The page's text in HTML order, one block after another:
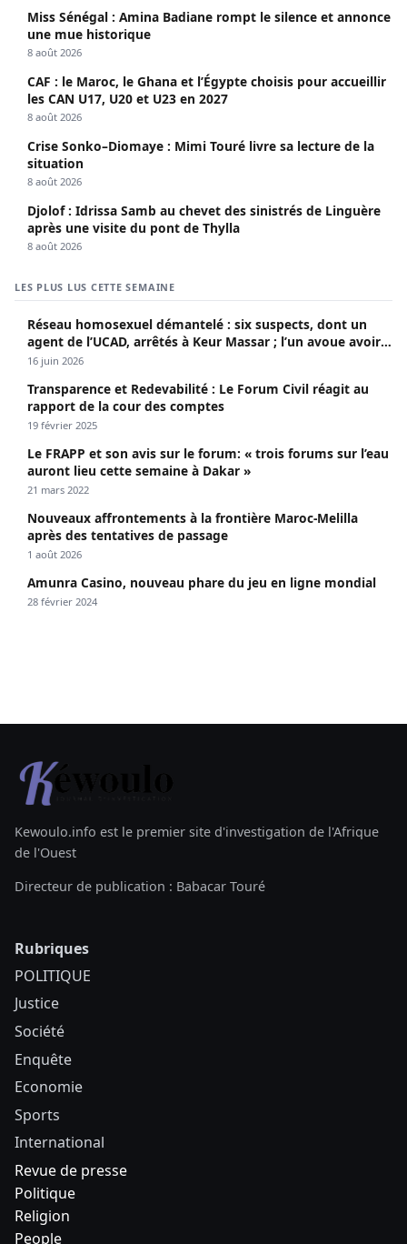
Miss Sénégal : Amina Badiane rompt le silence et annonce
une mue historique
8 août 2026
CAF : le Maroc, le Ghana et l’Égypte choisis pour accueillir
les CAN U17, U20 et U23 en 2027
8 août 2026
Crise Sonko–Diomaye : Mimi Touré livre sa lecture de la
situation
8 août 2026
Djolof : Idrissa Samb au chevet des sinistrés de Linguère
après une visite du pont de Thylla
8 août 2026
LES PLUS LUS CETTE SEMAINE
Réseau homosexuel démantelé : six suspects, dont un
agent de l’UCAD, arrêtés à Keur Massar ; l’un avoue avoir
propagé le VIH depuis 2018
16 juin 2026
Transparence et Redevabilité : Le Forum Civil réagit au
rapport de la cour des comptes
19 février 2025
Le FRAPP et son avis sur le forum: « trois forums sur l’eau
auront lieu cette semaine à Dakar »
21 mars 2022
Nouveaux affrontements à la frontière Maroc-Melilla
après des tentatives de passage
1 août 2026
Amunra Casino, nouveau phare du jeu en ligne mondial
28 février 2024
Kewoulo.info est le premier site d'investigation de l'Afrique
de l'Ouest
Directeur de publication : Babacar Touré
Rubriques
POLITIQUE
Justice
Société
Enquête
Economie
Sports
International
Revue de presse
Politique
Religion
People